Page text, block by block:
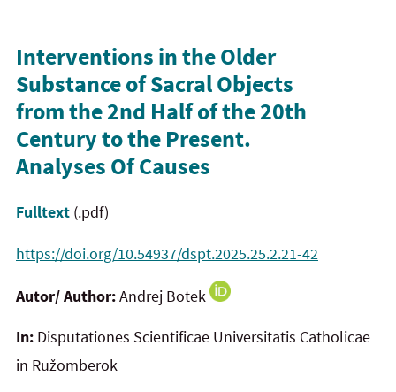
Interventions in the Older
Substance of Sacral Objects
from the 2nd Half of the 20th
Century to the Present.
Analyses Of Causes
Fulltext (.pdf)
https://doi.org/10.54937/dspt.2025.25.2.21-42
Autor/ Author:Andrej Botek
In: Disputationes Scientificae Universitatis Catholicae
in Ružomberok